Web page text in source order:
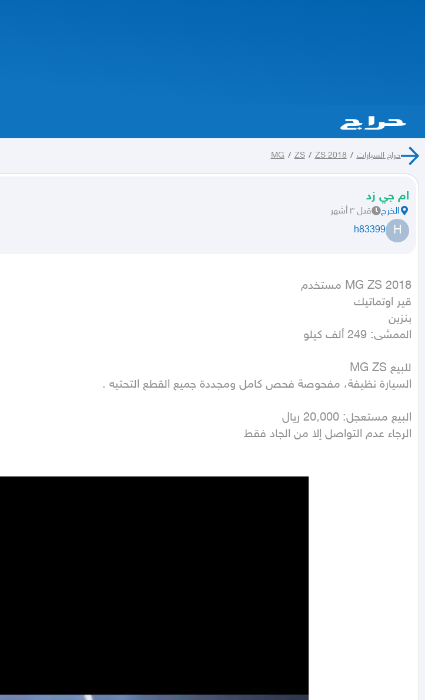
حراج السيارات /
MG / ZS / ZS 2018
ام جي زد
الخرج قبل ٣ أشهر
H
h83399
الممشى: 249 ألف كيلو
الرجاء عدم التواصل إلا من الجاد فقط